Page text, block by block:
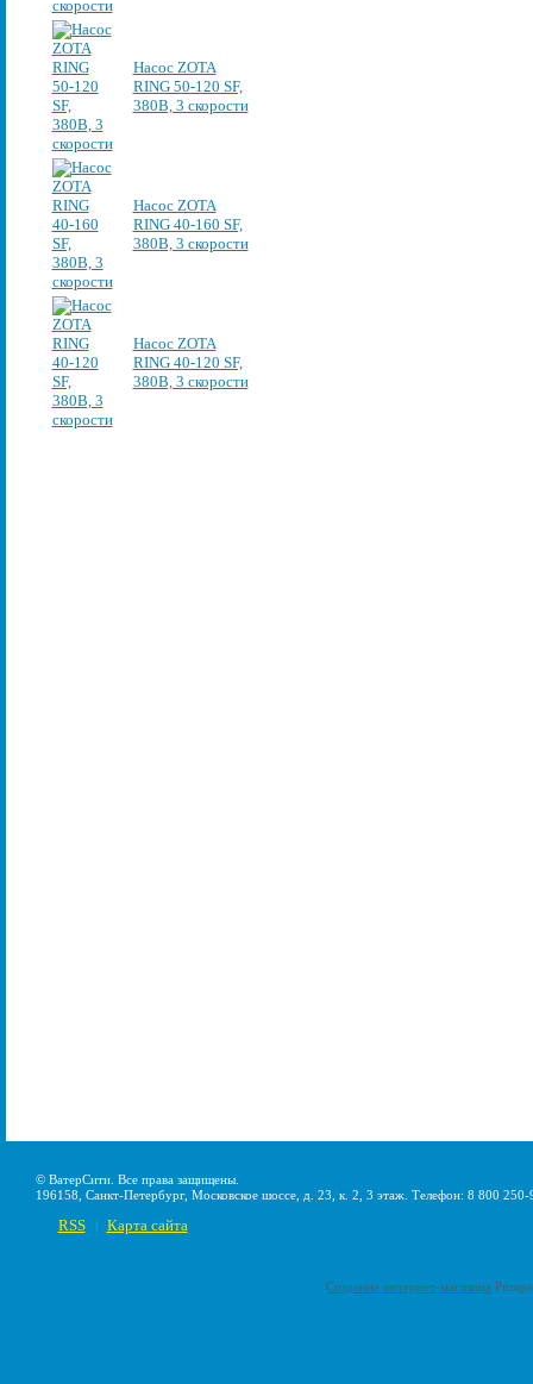
Насос ZOTA
RING 50-120 SF,
380В, 3 скорости
Насос ZOTA
RING 40-160 SF,
380В, 3 скорости
Насос ZOTA
RING 40-120 SF,
380В, 3 скорости
© ВатерСити. Все права защищены.
196158, Санкт-Петербург, Московское шоссе, д. 23, к. 2, 3 этаж. Телефон: 8 800
RSS Карта сайта
Создание интернет-магазина